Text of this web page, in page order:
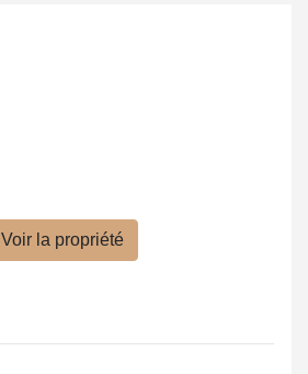
Voir la propriété